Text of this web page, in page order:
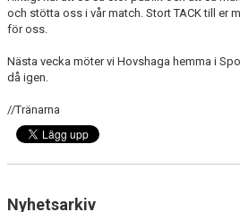
och stötta oss i vår match. Stort TACK till er
för oss.
Nästa vecka möter vi Hovshaga hemma i
då igen.
//Tränarna
Nyhetsarkiv